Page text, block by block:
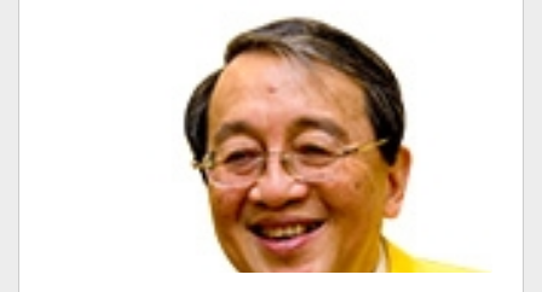
統賴清德昨日於凱達格蘭論壇致詞表示，中國的
「民促法」不僅侵害台灣主權，更透過跨國鎮
壓，對世界各國人民進行政治審查、製造寒蟬效
應，是國際社會應該團結反制的惡法；台灣不會
接受統戰滲透和紅色恐怖、不會坐視中國將壓迫
黑手伸進台灣，或任何自由國家與地區。 不會坐
視北京黑手伸進台灣 賴清德指出，中國上個月不
顧國際反對，實施「民族團結進步促進法」，
「對中政策跨國議會聯盟」（IPAC）隨即發表聲
明，譴責嚴重違反基本人權。他感謝IPAC日本共
同主席中谷元、IPAC執行主任裴倫德昨以行動再